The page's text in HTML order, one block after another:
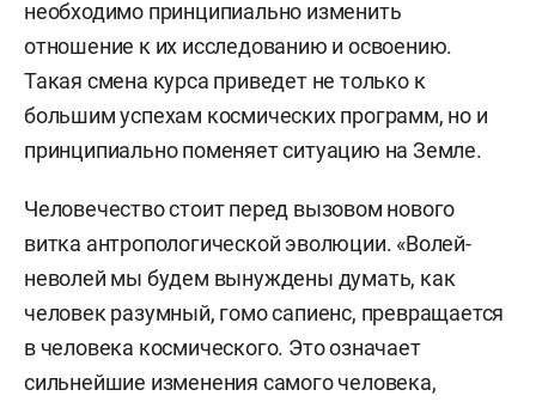
необходимо принципиально изменить
отношение к их исследованию и освоению.
Такая смена курса приведет не только к
большим успехам космических программ, но и
принципиально поменяет ситуацию на Земле.
Человечество стоит перед вызовом нового
витка антропологической эволюции. «Волей-
неволей мы будем вынуждены думать, как
человек разумный, гомо сапиенс, превращается
в человека космического. Это означает
сильнейшие изменения самого человека,